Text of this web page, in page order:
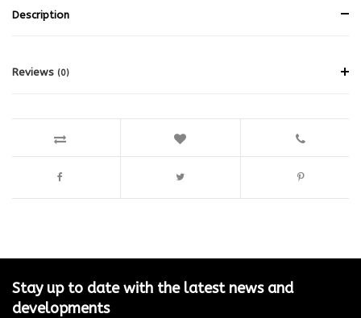
Description
Reviews (0)
Stay up to date with the latest news and
developments